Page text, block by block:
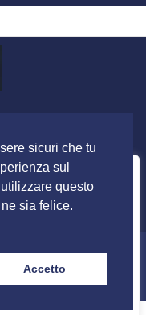
experience,
analyse our traffic.
our use of cookies.
Accept All
byMimosaBlu
sicuri che tu
sul
questo
sia felice.
Accetto